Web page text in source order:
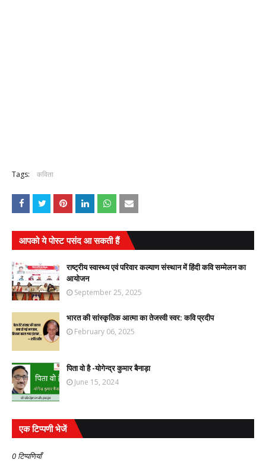
Tags: कविता
आपको ये पोस्ट पसंद आ सकती हैं
राष्ट्रीय स्वास्थ्य एवं परिवार कल्याण संस्थान में हिंदी कवि सम्मेलन का
आयोजन
September 25, 2025
भारत की सांस्कृतिक आत्मा का तेजस्वी स्वर: कवि प्रदीप
February 06, 2025
पिता वो है -योगेन्द्र कुमार बैनाड़ा
June 15, 2024
एक टिप्पणी भेजें
0 टिप्पणियाँ